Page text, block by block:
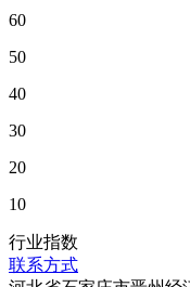
60
50
40
30
20
10
行业指数
联系方式